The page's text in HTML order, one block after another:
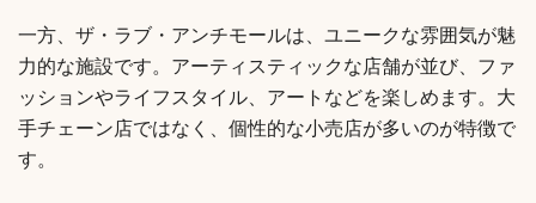
一方、ザ・ラブ・アンチモールは、ユニークな雰囲気が魅
力的な施設です。アーティスティックな店舗が並び、ファ
ッションやライフスタイル、アートなどを楽しめます。大
手チェーン店ではなく、個性的な小売店が多いのが特徴で
す。